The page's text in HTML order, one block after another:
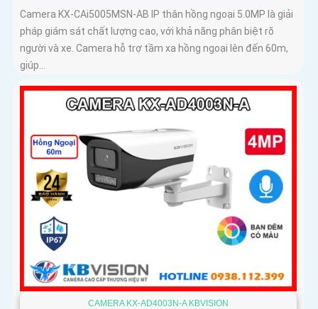
Camera KX-CAi5005MSN-AB IP thân hồng ngoại 5.0MP là giải
pháp giám sát chất lượng cao, với khả năng phân biệt rõ
người và xe. Camera hỗ trợ tầm xa hồng ngoại lên đến 60m,
giúp...
CAMERA KX-AD4003N-A KBVISION